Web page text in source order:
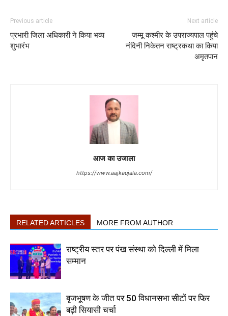
Previous article
प्रभारी जिला अधिकारी ने किया भव्य
शुभारंभ
Next article
जम्मू कश्मीर के उपराज्यपाल पहुंचे
नंदिनी निकेतन राष्ट्रकथा का किया
अमृतपान
आज का उजाला
https://www.aajkaujala.com/
RELATED ARTICLES MORE FROM AUTHOR
राष्ट्रीय स्तर पर पंख संस्था को दिल्ली में मिला
सम्मान
बृजभूषण के जीत पर 50 विधानसभा सीटों पर फिर
बढ़ी सियासी चर्चा